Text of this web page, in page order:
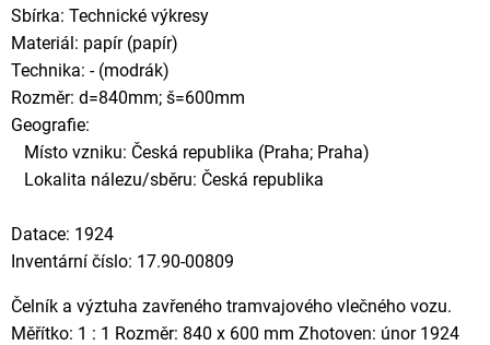
Sbírka: Technické výkresy
Materiál: papír (papír)
Technika: - (modrák)
Rozměr: d=840mm; š=600mm
Geografie:
Místo vzniku: Česká republika (Praha; Praha)
Lokalita nálezu/sběru: Česká republika
Datace: 1924
Inventární číslo: 17.90-00809
Čelník a výztuha zavřeného tramvajového vlečného vozu.
Měřítko: 1 : 1 Rozměr: 840 x 600 mm Zhotoven: únor 1924